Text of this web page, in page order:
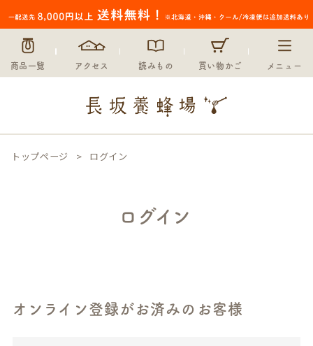
商品一覧 アクセス 読みもの 買い物かご メニュー
トップページ ログイン
ログイン
オンライン登録がお済みのお客様